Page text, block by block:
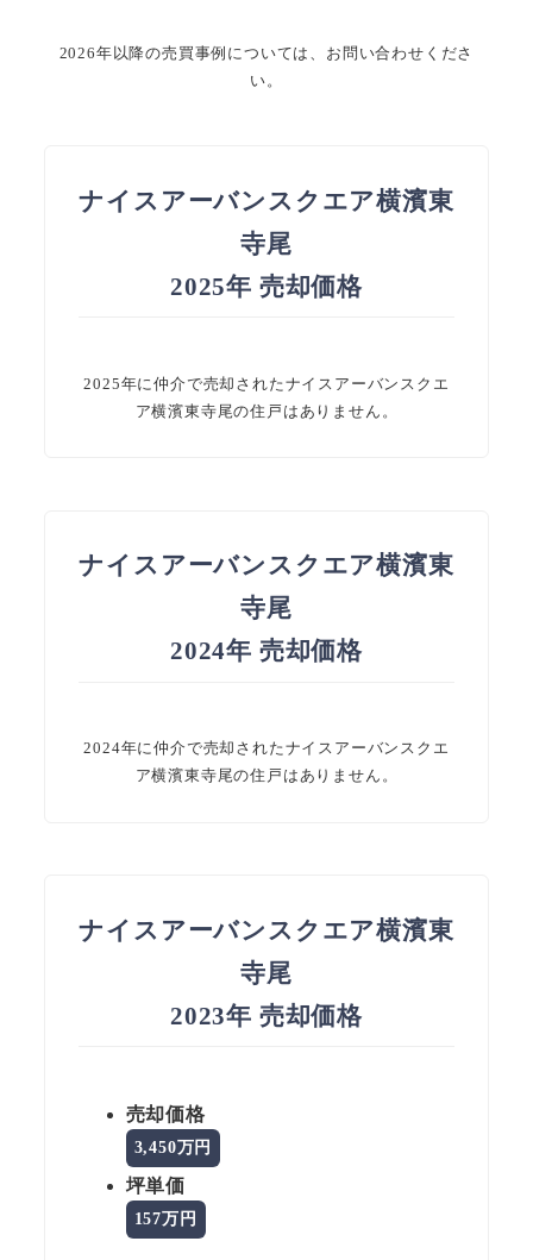
2026年以降の売買事例については、お問い合わせくださ
い。
ナイスアーバンスクエア横濱東
寺尾
2025年 売却価格
2025年に仲介で売却されたナイスアーバンスクエ
ア横濱東寺尾の住戸はありません。
ナイスアーバンスクエア横濱東
寺尾
2024年 売却価格
2024年に仲介で売却されたナイスアーバンスクエ
ア横濱東寺尾の住戸はありません。
ナイスアーバンスクエア横濱東
寺尾
2023年 売却価格
売却価格
3,450万円
坪単価
157万円